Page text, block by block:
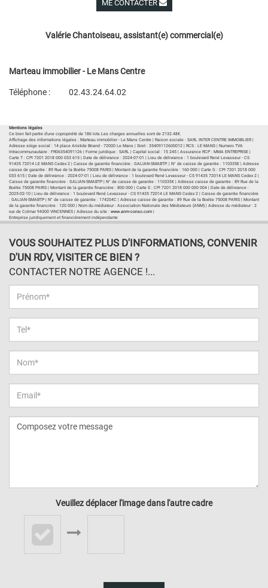
ME CONTACTER
Valérie Chantoiseau, assistant(e) commercial(e)
Marteau immobilier - Le Mans Centre
Téléphone :
02.43.24.64.02
Mentions légales
Ce bien fait partie d'une copropriété de 186 lots.Les charges annuelles sont de 2132.48€.
Affichage des informations légales : Marteau immobilier - Le Mans Centre | Raison sociale : SARL INTER CENTRE IMMOBILIER |
Adresse siège social : 14 place Aristide Briand - 72000 Le Mans | Siret : 35409112600012 | RCS : LE MANS | Numero TVA
Intracommunautaire : FR06354091126 | Forme juridique : SARL | Capital social : 15 245 | Assurance RCP : MMA ENTREPRISE |
Carte T : CPI 7201 2018 000 033 615 | Date de délivrance : 2024-07-01 | Lieu de délivrance : 1 boulevard René Levasseur - CS
91435 72014 LE MANS Cedex 2 | Caisse de garantie financière : GALIAN-SMABTP. | N° de caisse de garantie : 110335E | Adresse
caisse de garantie : 89 Rue de la Boétie 75008 PARIS | Montant de la garantie financière : 160 000 | Carte G : CPI 7201 2018 000
033 615 | Date de délivrance : 2024-07-01 | Lieu de délivrance : 1 boulevard René Levasseur - CS 91435 72014 LE MANS Cedex 2 |
Caisse de garantie financière : GALIAN-SMABTP | N° de caisse de garantie : 110335€ | Adresse caisse de garantie : 89 Rue de la
Boétie 75008 PARIS | Montant de la garantie financière : 800 000 | Carte S : CPI 7201 2018 000 000 004 | Date de délivrance :
2025-02-10 | Lieu de délivrance : 1 boulevard René Levasseur - CS 91435 72014 LE MANS Cedex 2 | Caisse de garantie financière
: GALIAN-SMABTP | N° de caisse de garantie : 174204C | Adresse caisse de garantie : 89 Rue de la Boétie 75008 PARIS | Montant
de la garantie financière : 120 000 | Nom du médiateur : Association Nationale des Médiateurs (ANM) | Adresse du médiateur : 2
rue de Colmar 94300 VINCENNES | Adresse du site : www.anm-conso.com |
Entreprise juridiquement et financièrement indépendante
VOUS SOUHAITEZ PLUS D'INFORMATIONS, CONVENIR
D'UN RDV, VISITER CE BIEN ?
CONTACTER NOTRE AGENCE !...
Veuillez déplacer l'image dans l'autre cadre